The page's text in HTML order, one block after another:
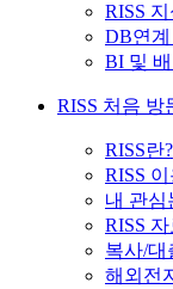
RISS 지
DB연
BI 및
RISS 처음 방
RISS란?
RISS
내 관심
RISS
복사/대
해외전